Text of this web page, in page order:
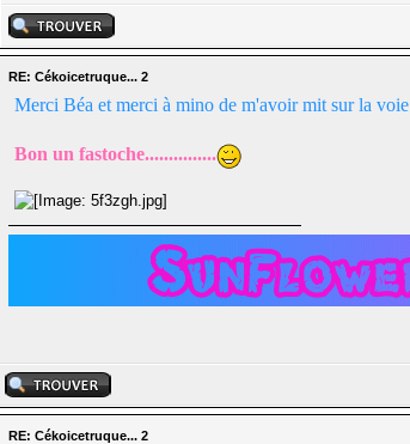
RE: Cékoicetruque... 2
Merci Béa et merci à mino de m'avoir mit sur la voie
Bon un fastoche...............
RE: Cékoicetruque... 2